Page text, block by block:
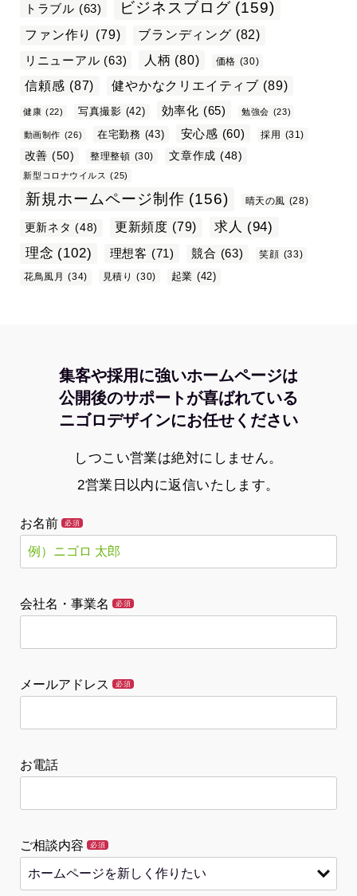
トラブル (63) ビジネスブログ (159)
ファン作り (79) ブランディング (82)
リニューアル (63) 人柄 (80) 価格 (30)
信頼感 (87) 健やかなクリエイティブ (89)
健康 (22) 写真撮影 (42) 効率化 (65) 勉強会 (23)
動画制作 (26) 在宅勤務 (43) 安心感 (60) 採用 (31)
改善 (50) 整理整頓 (30) 文章作成 (48)
新型コロナウイルス (25)
新規ホームページ制作 (156) 晴天の風 (28)
更新ネタ (48) 更新頻度 (79) 求人 (94)
理念 (102) 理想客 (71) 競合 (63) 笑顔 (33)
花鳥風月
(34) 見積り (30) 起業 (42)
集客や採用に強いホームページは
公開後のサポートが喜ばれている
ニゴロデザインにお任せください
しつこい営業は絶対にしません。
2営業日以内に返信いたします。
お名前 必須
会社名・事業名 必須
メールアドレス 必須
お電話
ご相談内容 必須